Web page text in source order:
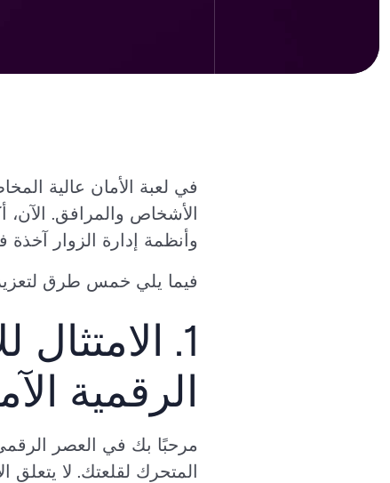
في لعبة الأمان عالية
الأشخاص والمرافق. الآن،
وأنظمة إدارة الزوار
فيما يلي خمس طرق لتعزيز
1.
الرقمية
مرحبًا بك في العصر
المتحرك لقلعتك. لا يتعلق